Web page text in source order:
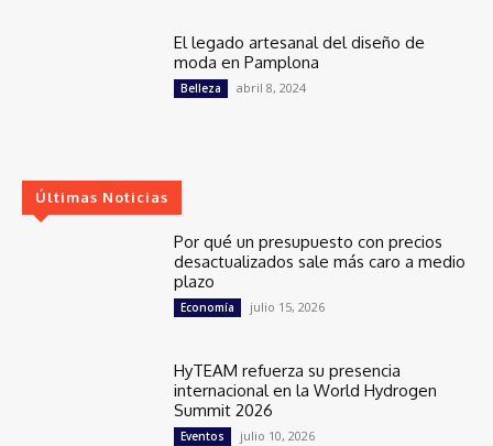
El legado artesanal del diseño de
moda en Pamplona
Belleza abril 8, 2024
Últimas Noticias
Por qué un presupuesto con precios
desactualizados sale más caro a medio
plazo
Economía julio 15, 2026
HyTEAM refuerza su presencia
internacional en la World Hydrogen
Summit 2026
Eventos julio 10, 2026